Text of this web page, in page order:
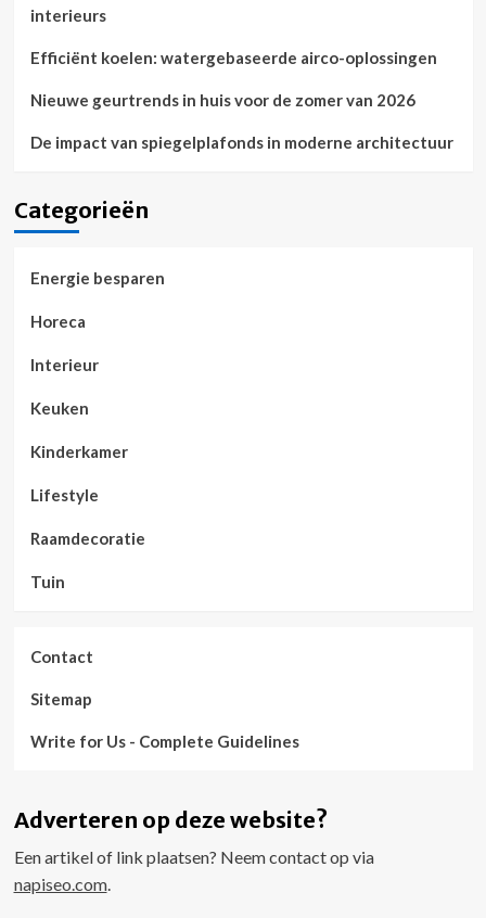
interieurs
Efficiënt koelen: watergebaseerde airco-oplossingen
Nieuwe geurtrends in huis voor de zomer van 2026
De impact van spiegelplafonds in moderne architectuur
Categorieën
Energie besparen
Horeca
Interieur
Keuken
Kinderkamer
Lifestyle
Raamdecoratie
Tuin
Contact
Sitemap
Write for Us - Complete Guidelines
Adverteren op deze website?
Een artikel of link plaatsen? Neem contact op via
napiseo.com.